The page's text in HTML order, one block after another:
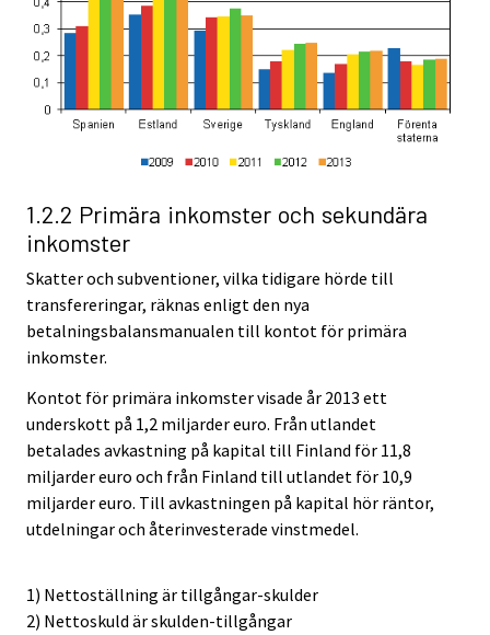
1.2.2 Primära inkomster och sekundära
inkomster
Skatter och subventioner, vilka tidigare hörde till
transfereringar, räknas enligt den nya
betalningsbalansmanualen till kontot för primära
inkomster.
Kontot för primära inkomster visade år 2013 ett
underskott på 1,2 miljarder euro. Från utlandet
betalades avkastning på kapital till Finland för 11,8
miljarder euro och från Finland till utlandet för 10,9
miljarder euro. Till avkastningen på kapital hör räntor,
utdelningar och återinvesterade vinstmedel.
1) Nettoställning är tillgångar-skulder
2) Nettoskuld är skulden-tillgångar